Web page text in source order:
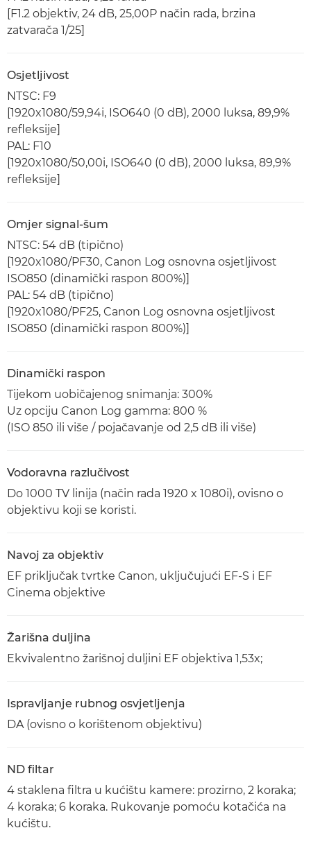
[F1.2 objektiv, 24 dB, 25,00P način rada, brzina
zatvarača 1/25]
Osjetljivost
NTSC: F9
[1920x1080/59,94i, ISO640 (0 dB), 2000 luksa, 89,9%
refleksije]
PAL: F10
[1920x1080/50,00i, ISO640 (0 dB), 2000 luksa, 89,9%
refleksije]
Omjer signal-šum
NTSC: 54 dB (tipično)
[1920x1080/PF30, Canon Log osnovna osjetljivost
ISO850 (dinamički raspon 800%)]
PAL: 54 dB (tipično)
[1920x1080/PF25, Canon Log osnovna osjetljivost
ISO850 (dinamički raspon 800%)]
Dinamički raspon
Tijekom uobičajenog snimanja: 300%
Uz opciju Canon Log gamma: 800 %
(ISO 850 ili više / pojačavanje od 2,5 dB ili više)
Vodoravna razlučivost
Do 1000 TV linija (način rada 1920 x 1080i), ovisno o
objektivu koji se koristi.
Navoj za objektiv
EF priključak tvrtke Canon, uključujući EF-S i EF
Cinema objektive
Žarišna duljina
Ekvivalentno žarišnoj duljini EF objektiva 1,53x;
Ispravljanje rubnog osvjetljenja
DA (ovisno o korištenom objektivu)
ND filtar
4 staklena filtra u kućištu kamere: prozirno, 2 koraka;
4 koraka; 6 koraka. Rukovanje pomoću kotačića na
kućištu.